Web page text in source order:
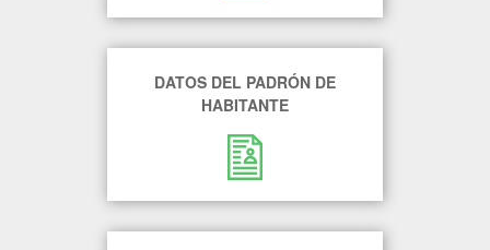
DATOS DEL PADRÓN DE
HABITANTE